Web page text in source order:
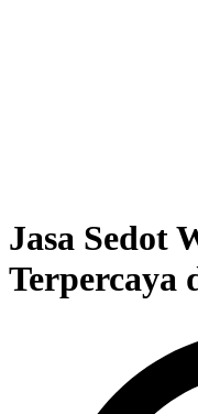
Jasa Sedot
Terpercaya